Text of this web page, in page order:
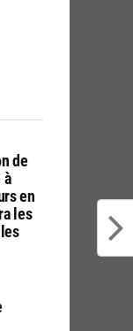
de
à
en
les